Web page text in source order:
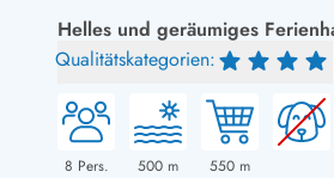
Last Minute
Neu bei uns!
Neue Ferienhäuser bei ESMARK
Neurenovierte Ferienhäuser
Ferienhäuser mit Endreinigung inklusive
Ferienhäuser dicht am Strand
Helles und geräumiges
Qualitätskategorien:
8 Pers. 500 m 550 m